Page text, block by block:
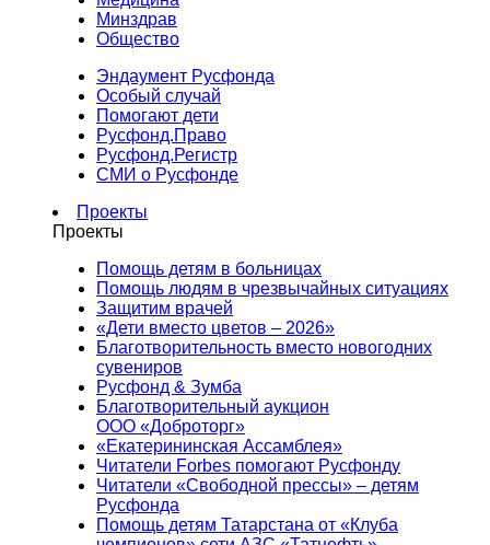
Минздрав
Общество
Эндаумент Русфонда
Особый случай
Помогают дети
Русфонд.Право
Русфонд.Регистр
СМИ о Русфонде
Проекты
Проекты
Помощь детям в больницах
Помощь людям в чрезвычайных ситуациях
Защитим врачей
«Дети вместо цветов – 2026»
Благотворительность вместо новогодних
сувениров
Русфонд & Зумба
Благотворительный аукцион
ООО «Доброторг»
«Екатерининская Ассамблея»
Читатели Forbes помогают Русфонду
Читатели «Свободной прессы» – детям
Русфонда
Помощь детям Татарстана от «Клуба